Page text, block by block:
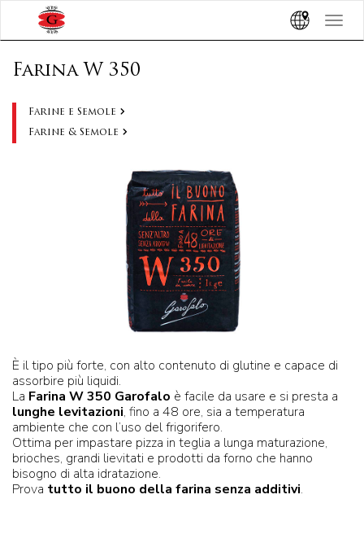
Toggle
Farina W 350
Farine e Semole
Farine & Semole
È il tipo più forte, con alto contenuto di glutine e capace di
assorbire più liquidi.
La Farina W 350 Garofalo è facile da usare e si presta a
lunghe levitazioni, fino a 48 ore, sia a temperatura
ambiente che con l’uso del frigorifero.
Ottima per impastare pizza in teglia a lunga maturazione,
brioches, grandi lievitati e prodotti da forno che hanno
bisogno di alta idratazione.
Prova tutto il buono della farina senza additivi.